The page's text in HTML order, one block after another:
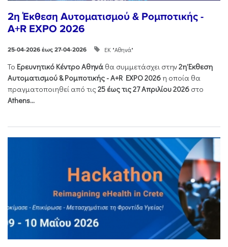
2η Έκθεση Αυτοματισμού & Ρομποτικής -
A+R EXPO 2026
25-04-2026 έως 27-04-2026 ΕΚ "Αθηνά"
Το Ερευνητικό Κέντρο Αθηνά θα συμμετάσχει στην2η Έκθεση
Αυτοματισμού & Ρομποτικής - Α+R EXPO 2026 η οποία θα
πραγματοποιηθεί από τις25 έως τις 27 Απριλίου 2026 στο
Athens...